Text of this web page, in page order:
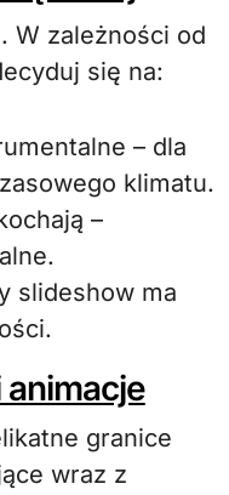
W zależności od
się na:
– dla
klimatu.
–
slideshow ma
animacje
granice
wraz z